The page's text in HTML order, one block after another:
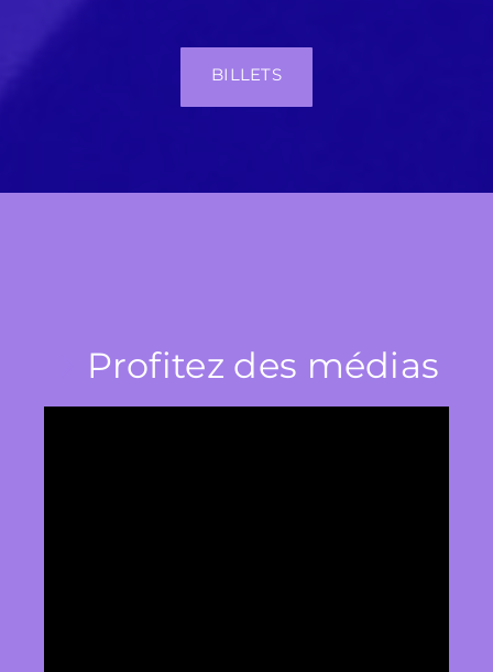
BILLETS
Profitez des médias